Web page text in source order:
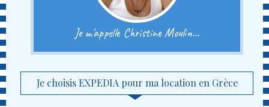
Je m'appelle Christine Moulin...
Je choisis EXPEDIA pour ma location en Grèce